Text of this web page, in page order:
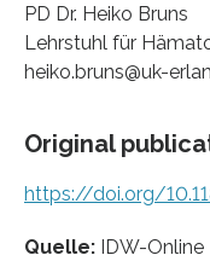
PD Dr. Heiko Bruns
Lehrstuhl für
heiko.bruns@uk-
Original
https://doi.org/
Quelle: IDW-Online